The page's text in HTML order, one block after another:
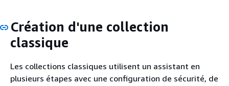
Création d'une collection
classique
Les collections classiques utilisent un assistant en
plusieurs étapes avec une configuration de sécurité, de